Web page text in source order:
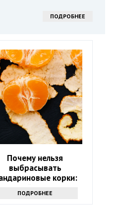
ПОДРОБНЕЕ
Почему нельзя
выбрасывать
корки:
залейте их уксусом
ПОДРОБНЕЕ